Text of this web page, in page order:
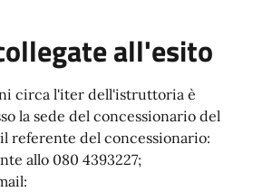
all'esito
circa l'iter dell'istruttoria è
la sede del concessionario del
referente del concessionario:
allo 080 4393227;